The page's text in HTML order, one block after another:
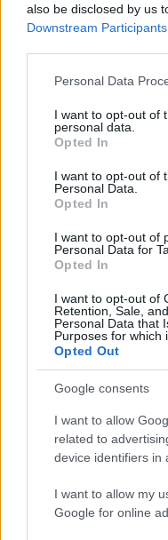
also be disclosed by us
Downstream Participants
Please note that this
not limited to your visit
grant or deny consent
use your data for below
consent section.
Personal Data
I want to opt-out of
personal data.
Opted In
I want to opt-out of
Personal Data.
Opted In
I want to opt-out of
Personal Data for
Opted In
I want to opt-out of
Retention, Sale,
Personal Data that
Purposes for which
Opted Out
Google consents
I want to allow
related to
device identifiers in
I want to allow my
Google for online
következő köztársasági
Magyar...
Magyarország
2026.08.08. Kiss Lajos
Magyarország
médiaszemle a
meg az apátság,
Magyarország